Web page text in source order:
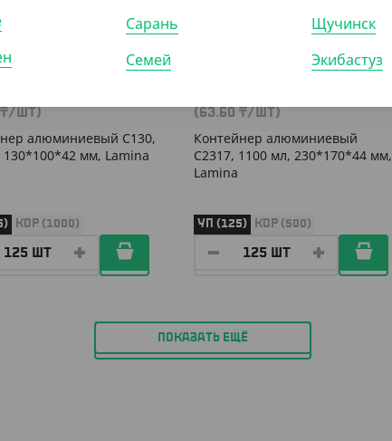
₸/ШТ)
алюминиевый С130,
130*100*42 мм, Lamina
КОР (1000)
(63.60 ₸/ШТ)
Контейнер алюминиевый
C2317, 1100 мл, 230*170*44 мм,
Lamina
УП (125) КОР (500)
ПОКАЗАТЬ ЕЩЁ
Сарань
Семей
Щучинск
Экибастуз